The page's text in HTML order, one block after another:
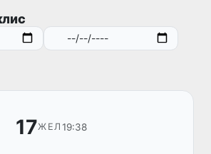
WTTC есебінде Өзбекстан туризмнің өсу қарқыны бойынша Орталық Азияда бірінші орынға шықты
17ЖЕЛ 19:38